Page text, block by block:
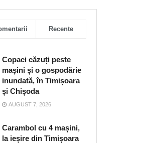
Recente
Copaci căzuți peste
mașini și o gospodărie
inundată, în Timișoara
și Chișoda
AUGUST 7, 2026
Carambol cu 4 mașini,
la ieșire din Timișoara